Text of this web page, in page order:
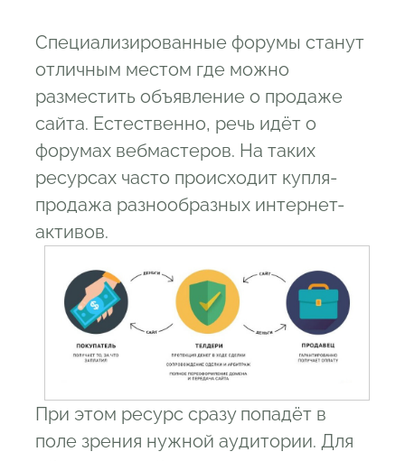
Специализированные форумы станут
отличным местом где можно
разместить объявление о продаже
сайта. Естественно, речь идёт о
форумах вебмастеров. На таких
ресурсах часто происходит купля-
продажа разнообразных интернет-
активов.
При этом ресурс сразу попадёт в
поле зрения нужной аудитории. Для